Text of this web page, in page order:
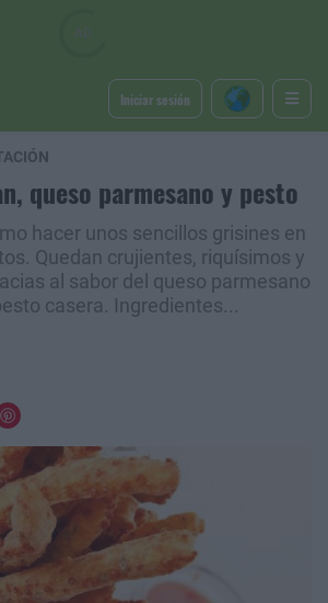
Iniciar sesión
queso parmesano y pesto
hacer unos sencillos grisines en
Quedan crujientes, riquísimos y
al sabor del queso parmesano
casera. Ingredientes...